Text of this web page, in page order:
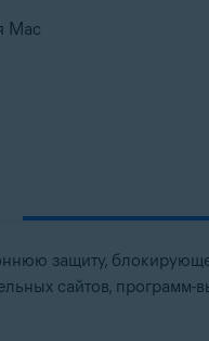
Mac
защиту,
сайтов, программ-